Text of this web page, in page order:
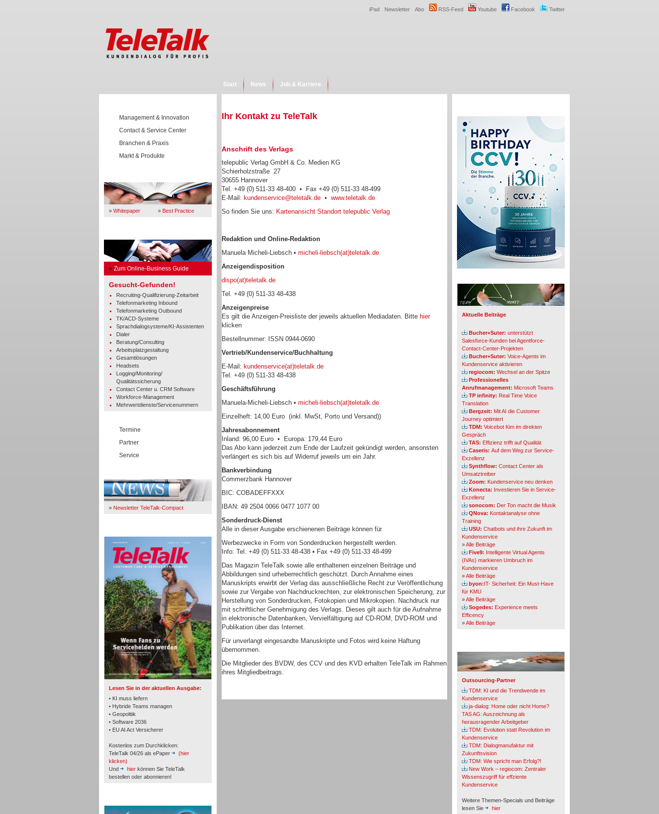
Twitter
Facebook
Youtube
RSS-Feed
Abo
Newsletter
iPad
Start News Job & Karriere
Management & Innovation
Contact & Service Center
Branchen & Praxis
Markt & Produkte
» Whitepaper » Best Practice
» Zum Online-Business Guide
Gesucht-Gefunden!
Recruiting-Qualifizierung-Zeitarbeit
Telefonmarketing Inbound
Telefonmarketing Outbound
TK/ACD-Systeme
Sprachdialogsysteme/KI-Assistenten
Dialer
Beratung/Consulting
Arbeitsplatzgestaltung
Gesamtlösungen
Headsets
Logging/Monitoring/
Qualitätssicherung
Contact Center u. CRM Software
Workforce-Management
Mehrwertdienste/Servicenummern
Termine
Partner
Service
» Newsletter TeleTalk-Compact
Lesen Sie in der aktuellen Ausgabe:
• KI muss liefern
• Hybride Teams managen
• Geopolitik
• Software 2036
• EU AI Act Versicherer
Kostenlos zum Durchklicken:
TeleTalk 04/26 als ePaper
(hier
klicken)
Und
hier können Sie TeleTalk
bestellen oder abonnieren!
TK- und ACD-Systeme
Workforce-Management
Ihr Kontakt zu TeleTalk
Anschrift des Verlags
telepublic Verlag GmbH & Co. Medien KG
Schierholzstraße 27
30655 Hannover
Tel. +49 (0) 511-33 48-400 • Fax +49 (0) 511-33 48-499
E-Mail: kundenservice@teletalk.de • www.teletalk.de
So finden Sie uns: Kartenansicht Standort telepublic Verlag
Redaktion und Online-Redaktion
Manuela Micheli-Liebsch • micheli-liebsch(at)teletalk.de
Anzeigendisposition
dispo(at)teletalk.de
Tel. +49 (0) 511-33 48-438
Anzeigenpreise
Es gilt die Anzeigen-Preisliste der jeweils aktuellen Mediadaten. Bitte hier
klicken
Bestellnummer: ISSN 0944-0690
Vertrieb/Kundenservice/Buchhaltung
E-Mail: kundenservice(at)teletalk.de
Tel. +49 (0) 511-33 48-438
Geschäftsführung
Manuela-Micheli-Liebsch • micheli-liebsch(at)teletalk.de
Einzelheft: 14,00 Euro (inkl. MwSt, Porto und Versand))
Jahresabonnement
Inland: 96,00 Euro • Europa: 179,44 Euro
Das Abo kann jederzeit zum Ende der Laufzeit gekündigt werden, ansonsten
verlängert es sich bis auf Widerruf jeweils um ein Jahr.
Bankverbindung
Commerzbank Hannover
BIC: COBADEFFXXX
IBAN: 49 2504 0066 0477 1077 00
Sonderdruck-Dienst
Alle in dieser Ausgabe erschienenen Beiträge können für
Werbezwecke in Form von Sonderdrucken hergestellt werden.
Info: Tel. +49 (0) 511-33 48-438 • Fax +49 (0) 511-33 48-499
Das Magazin TeleTalk sowie alle enthaltenen einzelnen Beiträge und
Abbildungen sind urheberrechtlich geschützt. Durch Annahme eines
Manuskripts erwirbt der Verlag das ausschließliche Recht zur Veröffentlichung
sowie zur Vergabe von Nachdruckrechten, zur elektronischen Speicherung, zur
Herstellung von Sonderdrucken, Fotokopien und Mikrokopien. Nachdruck nur
mit schriftlicher Genehmigung des Verlags. Dieses gilt auch für die Aufnahme
in elektronische Datenbanken, Vervielfältigung auf CD-ROM, DVD-ROM und
Publikation über das Internet.
Für unverlangt eingesandte Manuskripte und Fotos wird keine Haftung
übernommen.
Die Mitglieder des BVDW, des CCV und des KVD erhalten TeleTalk im Rahmen
ihres Mitgliedbeitrags.
Aktuelle Beiträge
Bucher+Suter: unterstützt
Salesforce-Kunden bei Agentforce-
Contact-Center-Projekten
Bucher+Suter: Voice-Agents im
Kundenservice aktivieren
regiocom: Wechsel an der Spitze
Professionelles
Anrufmanagement: Microsoft Teams
TP infinity: Real Time Voice
Translation
Bergzeit: Mit AI die Customer
Journey optimiert
TDM: Voicebot Kim im direkten
Gespräch
TAS: Effizienz trifft auf Qualität
Caseris: Auf dem Weg zur Service-
Exzellenz
Synthflow: Contact Center als
Umsatztreiber
Zoom: Kundenservice neu denken
Konecta: Investieren Sie in Service-
Exzellenz
sonocom: Der Ton macht die Musik
QNova: Kontaktanalyse ohne
Training
USU: Chatbots und ihre Zukunft im
Kundenservice
»Alle Beiträge
Five9: Intelligente Virtual Agents
(IVAs) markieren Umbruch im
Kundenservice
»Alle Beiträge
byon:IT- Sicherheit: Ein Must-Have
für KMU
»Alle Beiträge
Sogedes: Experience meets
Efficency
»Alle Beiträge
Outsourcing-Partner
TDM: KI und die Trendwende im
Kundenservice
ja-dialog: Home oder nicht Home?
TAS AG: Auszeichnung als
herausragender Arbeitgeber
TDM: Evolution statt Revolution im
Kundenservice
TDM: Dialogmanufaktur mit
Zukunftsvision
TDM: Wie spricht man Erfolg?!
New Work – regiocom: Zentraler
Wissenszugriff für effziente
Kundenservice
Weitere Themen-Specials und Beiträge
lesen Sie
hier